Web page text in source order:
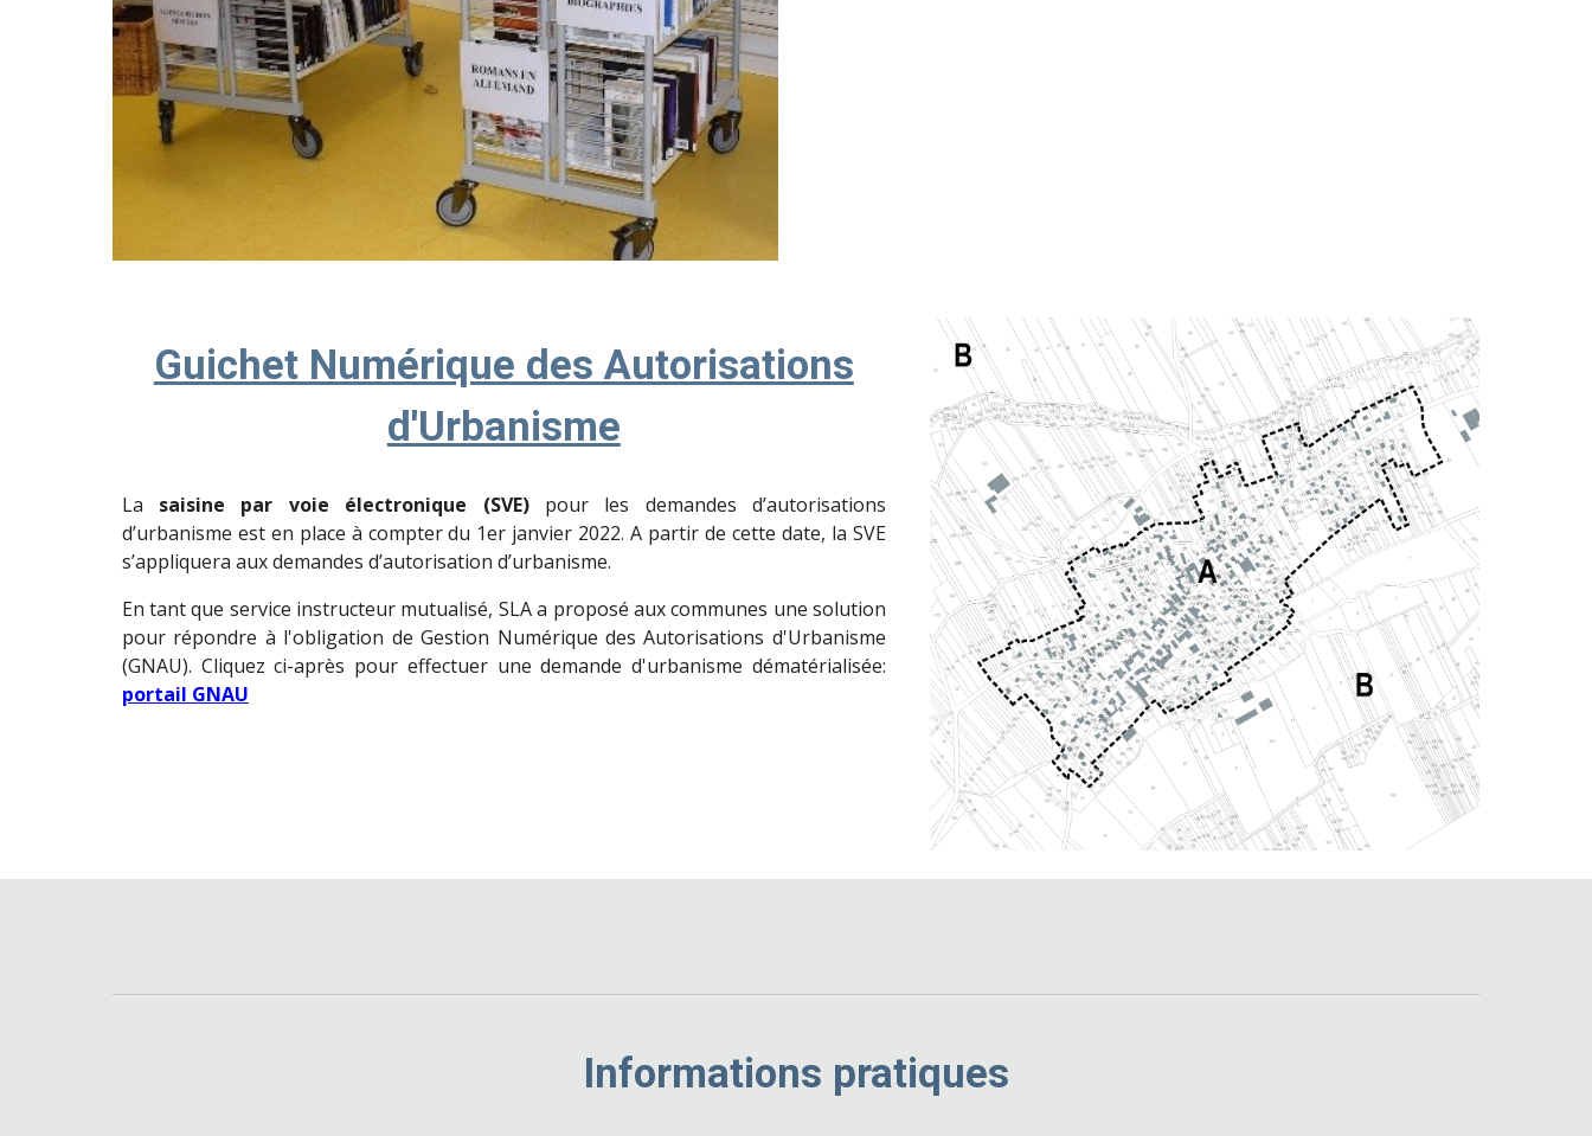
Guichet Numérique des Autorisations
d'Urbanisme
La saisine par voie électronique (SVE)pour les demandes d’autorisations
d’urbanisme est en place à compter du 1er janvier 2022. A partir de cette date, la SVE
s’appliquera aux demandes d’autorisation d’urbanisme.
En tant que service instructeur mutualisé, SLA a proposé aux communes une solution
pour répondre à l'obligation de Gestion Numérique des Autorisations d'Urbanisme
(GNAU). Cliquez ci-après pour effectuer une demande d'urbanisme dématérialisée:
portail GNAU
Informations pratiques